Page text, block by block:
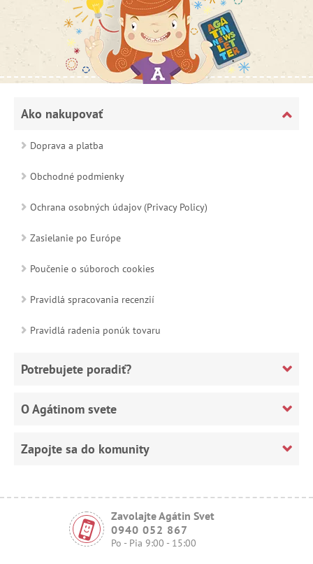
Ako nakupovať
Doprava a platba
Obchodné podmienky
Ochrana osobných údajov (Privacy Policy)
Zasielanie po Európe
Poučenie o súboroch cookies
Pravidlá spracovania recenzií
Pravidlá radenia ponúk tovaru
Potrebujete poradiť?
O Agátinom svete
Zapojte sa do komunity
Zavolajte Agátin Svet
0940 052 867
Po - Pia 9:00 - 15:00